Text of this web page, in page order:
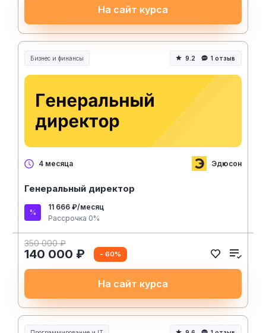
На сайт курса
Бизнес и финансы 9.2 1 отзыв
4 месяца Эдюсон
Генеральный директор
11 666 ₽/месяц
Рассрочка 0%
350 000 ₽
140 000 ₽ - 60%
На сайт курса